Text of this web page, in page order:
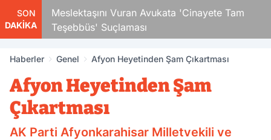
SON
DAKİKA
Meslektaşını Vuran Avukata 'Cinayete Tam
Teşebbüs' Suçlaması
Haberler Genel Afyon Heyetinden Şam Çıkartması
Afyon Heyetinden Şam
Çıkartması
AK Parti Afyonkarahisar Milletvekili ve